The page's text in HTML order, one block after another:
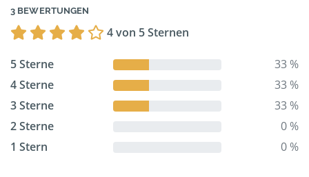
3 BEWERTUNGEN
4 von 5 Sternen
5 Sterne
33 %
4 Sterne
33 %
3 Sterne
33 %
2 Sterne
0 %
1 Stern
0 %